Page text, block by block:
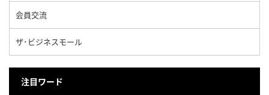
会員交流
ザ･ビジネスモール
注目ワード